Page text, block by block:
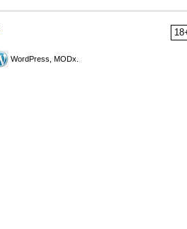
WordPress, MODx.